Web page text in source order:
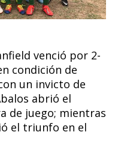
venció por 2-
condición de
un invicto de
abrió el
de juego; mientras
el triunfo en el